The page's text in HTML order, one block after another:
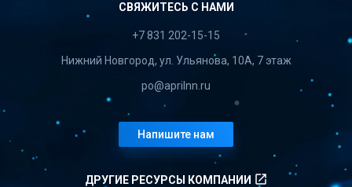
СВЯЖИТЕСЬ С НАМИ
+7 831 202-15-15
Нижний Новгород, ул. Ульянова, 10А, 7 этаж
po@aprilnn.ru
Напишите нам
ДРУГИЕ РЕСУРСЫ КОМПАНИИ launch